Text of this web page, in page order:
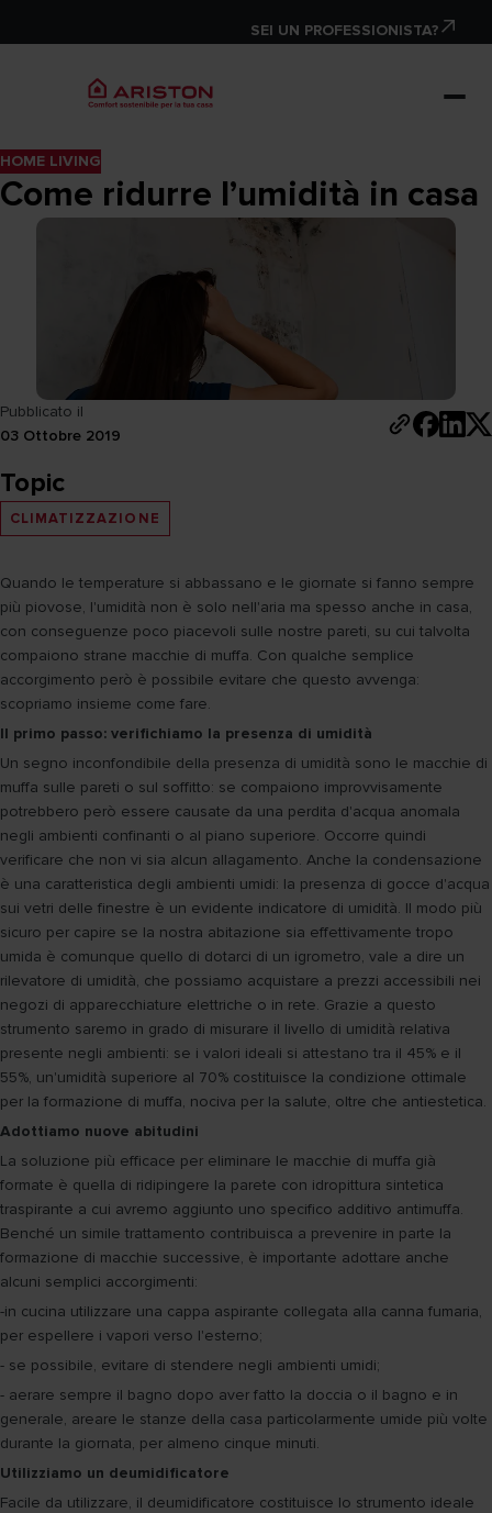
SEI UN PROFESSIONISTA?
HOME LIVING
Come ridurre l’umidità in casa
Pubblicato il
03 Ottobre 2019
Topic
CLIMATIZZAZIONE
Quando le temperature si abbassano e le giornate si fanno sempre
più piovose, l'umidità non è solo nell'aria ma spesso anche in casa,
con conseguenze poco piacevoli sulle nostre pareti, su cui talvolta
compaiono strane macchie di muffa. Con qualche semplice
accorgimento però è possibile evitare che questo avvenga:
scopriamo insieme come fare.
Il primo passo: verifichiamo la presenza di umidità
Un segno inconfondibile della presenza di umidità sono le macchie di
muffa sulle pareti o sul soffitto: se compaiono improvvisamente
potrebbero però essere causate da una perdita d'acqua anomala
negli ambienti confinanti o al piano superiore. Occorre quindi
verificare che non vi sia alcun allagamento. Anche la condensazione
è una caratteristica degli ambienti umidi: la presenza di gocce d'acqua
sui vetri delle finestre è un evidente indicatore di umidità. Il modo più
sicuro per capire se la nostra abitazione sia effettivamente tropo
umida è comunque quello di dotarci di un igrometro, vale a dire un
rilevatore di umidità, che possiamo acquistare a prezzi accessibili nei
negozi di apparecchiature elettriche o in rete. Grazie a questo
strumento saremo in grado di misurare il livello di umidità relativa
presente negli ambienti: se i valori ideali si attestano tra il 45% e il
55%, un'umidità superiore al 70% costituisce la condizione ottimale
per la formazione di muffa, nociva per la salute, oltre che antiestetica.
Adottiamo nuove abitudini
La soluzione più efficace per eliminare le macchie di muffa già
formate è quella di ridipingere la parete con idropittura sintetica
traspirante a cui avremo aggiunto uno specifico additivo antimuffa.
Benché un simile trattamento contribuisca a prevenire in parte la
formazione di macchie successive, è importante adottare anche
alcuni semplici accorgimenti:
-in cucina utilizzare una cappa aspirante collegata alla canna fumaria,
per espellere i vapori verso l'esterno;
- se possibile, evitare di stendere negli ambienti umidi;
- aerare sempre il bagno dopo aver fatto la doccia o il bagno e in
generale, areare le stanze della casa particolarmente umide più volte
durante la giornata, per almeno cinque minuti.
Utilizziamo un deumidificatore
Facile da utilizzare, il deumidificatore costituisce lo strumento ideale